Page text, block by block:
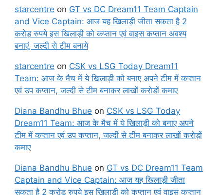
starcentre on GT vs DC Dream11 Team Captain
and Vice Captain: आज यह खिलाड़ी जीता सकता है 2
करोड़ रुपये इस खिलाड़ी को कप्तान एवं वाइस कप्तान अवश्य
बनाएं, जल्दी से टीम बनाये
starcentre on CSK vs LSG Today Dream11
Team: आज के मैच में ये खिलाड़ी को बनाए अपने टीम में कप्तान
एवं उप कप्तान, जल्दी से टीम बनाकर लाखों करोड़ों कमाए
Diana Bandhu Bhue on CSK vs LSG Today
Dream11 Team: आज के मैच में ये खिलाड़ी को बनाए अपने
टीम में कप्तान एवं उप कप्तान, जल्दी से टीम बनाकर लाखों करोड़ों
कमाए
Diana Bandhu Bhue on GT vs DC Dream11 Team
Captain and Vice Captain: आज यह खिलाड़ी जीता
सकता है 2 करोड़ रुपये इस खिलाड़ी को कप्तान एवं वाइस कप्तान